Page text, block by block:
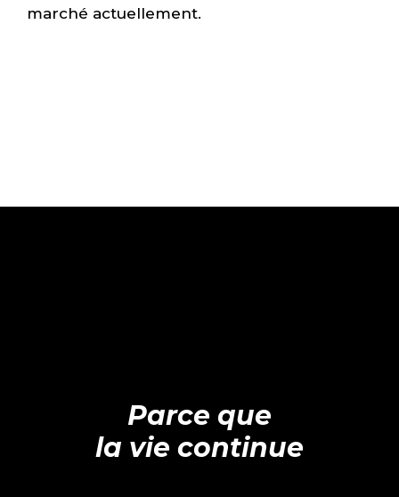
marché actuellement.
Parce que
la vie continue